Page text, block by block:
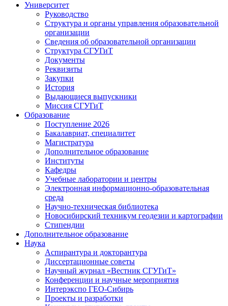
Университет
Руководство
Структура и органы управления образовательной
организации
Сведения об образовательной организации
Структура СГУГиТ
Документы
Реквизиты
Закупки
История
Выдающиеся выпускники
Миссия СГУГиТ
Образование
Поступление 2026
Бакалавриат, специалитет
Магистратура
Дополнительное образование
Институты
Кафедры
Учебные лаборатории и центры
Электронная информационно-образовательная
среда
Научно-техническая библиотека
Новосибирский техникум геодезии и картографии
Стипендии
Дополнительное образование
Наука
Аспирантура и докторантура
Диссертационные советы
Научный журнал «Вестник СГУГиТ»
Конференции и научные мероприятия
Интерэкспо ГЕО-Сибирь
Проекты и разработки